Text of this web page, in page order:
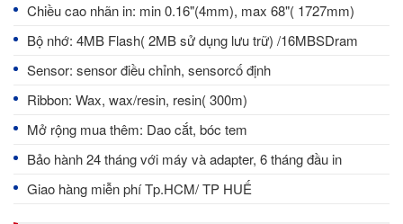
Chiều cao nhãn in: min 0.16"(4mm), max 68"( 1727mm)
Bộ nhớ: 4MB Flash( 2MB sử dụng lưu trữ) /16MBSDram
Sensor: sensor điều chỉnh, sensorcố định
Ribbon: Wax, wax/resin, resin( 300m)
Mở rộng mua thêm: Dao cắt, bóc tem
Bảo hành 24 tháng với máy và adapter, 6 tháng đầu in
Giao hàng miễn phí Tp.HCM/ TP HUẾ